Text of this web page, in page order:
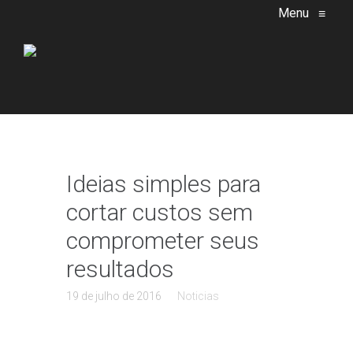
Menu ≡
Ideias simples para
cortar custos sem
comprometer seus
resultados
19 de julho de 2016 Noticias